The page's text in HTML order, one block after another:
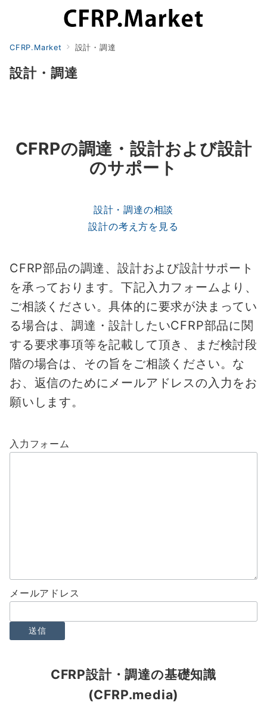
CFRP.Market 設計・調達
設計・調達
CFRPの調達・設計および設計
のサポート
設計・調達の相談
設計の考え方を見る
CFRP部品の調達、設計および設計サポート
を承っております。下記入力フォームより、
ご相談ください。具体的に要求が決まってい
る場合は、調達・設計したいCFRP部品に関
する要求事項等を記載して頂き、まだ検討段
階の場合は、その旨をご相談ください。な
お、 返信のためにメールアドレスの入力をお
願いします。
入力フォーム
メールアドレス
CFRP設計・調達の基礎知識
(CFRP.media)